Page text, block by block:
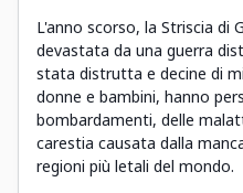
L'anno scorso, la Striscia di
devastata da una guerra
stata distrutta e decine di
donne e bambini, hanno
bombardamenti, delle
carestia causata dalla
regioni più letali del mondo.